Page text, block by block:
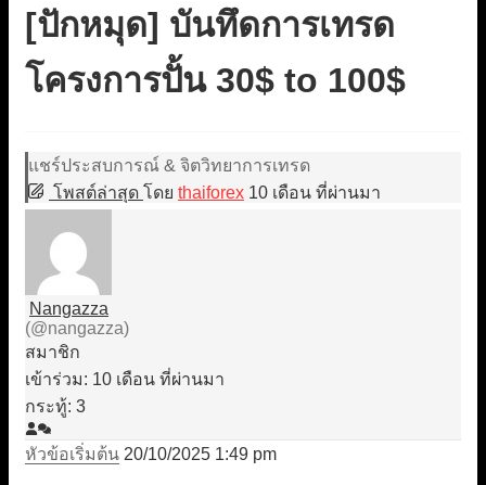
[ปักหมุด] บันทึดการเทรด
โครงการปั้น 30$ to 100$
แชร์ประสบการณ์ & จิตวิทยาการเทรด
โพสต์ล่าสุด โดย thaiforex 10 เดือน ที่ผ่านมา
Nangazza
(@nangazza)
สมาชิก
เข้าร่วม: 10 เดือน ที่ผ่านมา
กระทู้: 3
หัวข้อเริ่มต้น 20/10/2025 1:49 pm